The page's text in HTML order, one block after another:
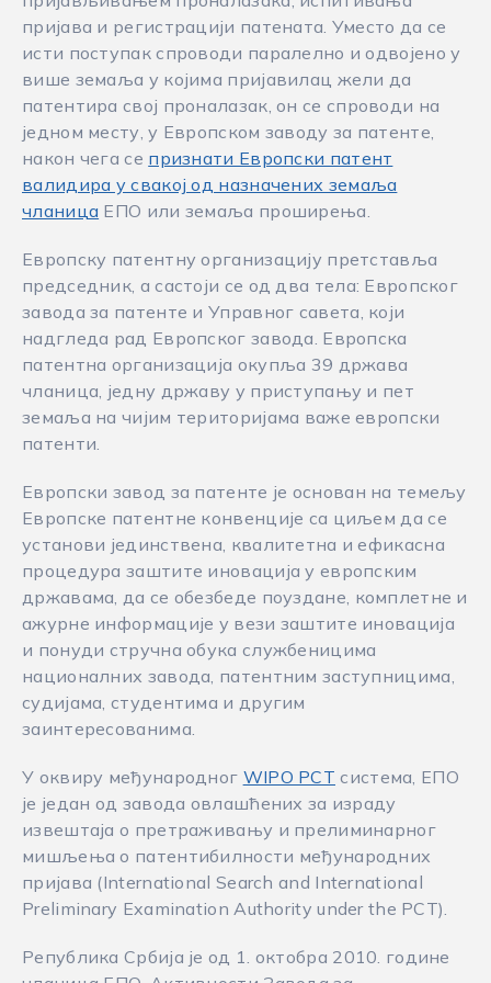
пријава и регистрацији патената. Уместо да се
исти поступак спроводи паралелно и одвојено у
више земаља у којима пријавилац жели да
патентира свој проналазак, он се спроводи на
једном месту, у Европском заводу за патенте,
након чега се признати Европски патент
валидира у свакој од назначених земаља
чланица ЕПО или земаља проширења.
Европску патентну организацију претставља
председник, а састоји се од два тела: Европског
завода за патенте и Управног савета, који
надгледа рад Европског завода. Европска
патентна организација окупља 39 државa
чланицa, једну државу у приступању и пет
земаља на чијим територијама важе европски
патенти.
Европски завод за патенте је основан на темељу
Европске патентне конвенције са циљем да се
установи јединствена, квалитетна и ефикасна
процедура заштите иновација у европским
државама, да се обезбеде поуздане, комплетне и
ажурне информације у вези заштите иновација
и понуди стручна обука службеницима
националних завода, патентним заступницима,
судијама, студентима и другим
заинтересованима.
У оквиру међународног WIPO РСТ система, ЕПО
је један од завода овлашћених за израду
извештаја о претраживању и прелиминарног
мишљења о патентибилности међународних
пријава (International Search and International
Preliminary Examination Authority under the PCT).
Република Србија је од 1. октобра 2010. године